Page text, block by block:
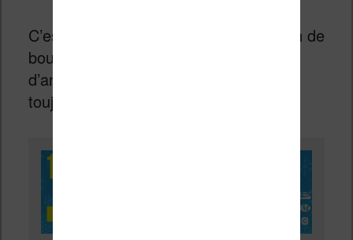
C’est toujours un plaisir de faire le plein de
bouquins avant les vacances de fin
d’année. Ainsi, on est certain d’avoir
toujours quelque chose à lire.